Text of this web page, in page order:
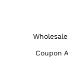
Coupon